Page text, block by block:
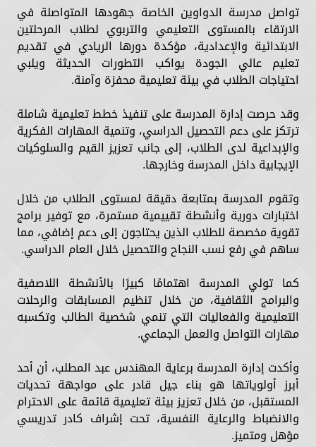
تواصل مدرسة الدواوين الخاصة جهودها المتواصلة في
الارتقاء بالمستوى التعليمي والتربوي لطلاب المرحلتين
الابتدائية والإعدادية، مؤكدة دورها الريادي في تقديم
تعليم عالي الجودة يواكب التطورات الحديثة ويلبي
احتياجات الطلاب في بيئة تعليمية محفزة وآمنة.
وقد حرصت إدارة المدرسة على تنفيذ خطط تعليمية شاملة
ترتكز على دعم التحصيل الدراسي، وتنمية المهارات الفكرية
والإبداعية لدى الطلاب، إلى جانب تعزيز القيم والسلوكيات
الإيجابية داخل المدرسة وخارجها.
وتقوم المدرسة بمتابعة دقيقة لمستوى الطلاب من خلال
اختبارات دورية وأنشطة تقييمية مستمرة، مع توفير برامج
تقوية مخصصة للطلاب الذين يحتاجون إلى دعم إضافي، مما
ساهم في رفع نسب النجاح والتحصيل خلال العام الدراسي.
كما تولي المدرسة اهتمامًا كبيرًا بالأنشطة اللاصفية
والبرامج الثقافية، من خلال تنظيم المسابقات والرحلات
التعليمية والفعاليات التي تنمي شخصية الطالب وتكسبه
مهارات التواصل والعمل الجماعي.
وأكدت إدارة المدرسة برعاية المهندس عبد المطلب، أن أحد
أبرز أولوياتها هو بناء جيل قادر على مواجهة تحديات
المستقبل، من خلال تعزيز بيئة تعليمية قائمة على الاحترام
والانضباط والرعاية النفسية، تحت إشراف كادر تدريسي
مؤهل ومتميز.